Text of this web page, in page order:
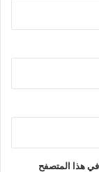
في هذا المتصفح